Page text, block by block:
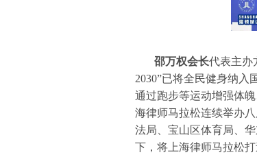
邵万权会长代表主办
2030”已将全民健身纳
通过跑步等运动增强体
海律师马拉松连续举办
法局、宝山区体育局、
下，将上海律师马拉松